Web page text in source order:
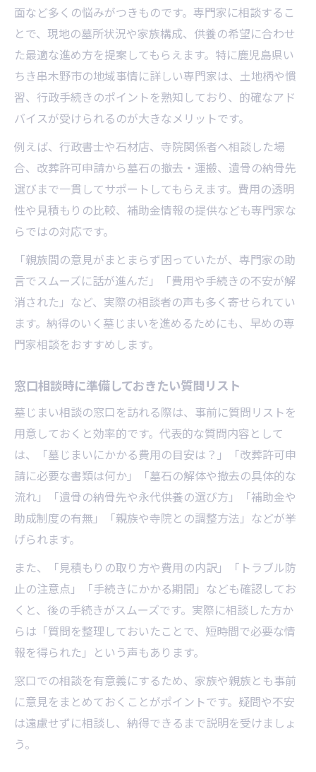
面など多くの悩みがつきものです。専門家に相談するこ
とで、現地の墓所状況や家族構成、供養の希望に合わせ
た最適な進め方を提案してもらえます。特に鹿児島県い
ちき串木野市の地域事情に詳しい専門家は、土地柄や慣
習、行政手続きのポイントを熟知しており、的確なアド
バイスが受けられるのが大きなメリットです。
例えば、行政書士や石材店、寺院関係者へ相談した場
合、改葬許可申請から墓石の撤去・運搬、遺骨の納骨先
選びまで一貫してサポートしてもらえます。費用の透明
性や見積もりの比較、補助金情報の提供なども専門家な
らではの対応です。
「親族間の意見がまとまらず困っていたが、専門家の助
言でスムーズに話が進んだ」「費用や手続きの不安が解
消された」など、実際の相談者の声も多く寄せられてい
ます。納得のいく墓じまいを進めるためにも、早めの専
門家相談をおすすめします。
窓口相談時に準備しておきたい質問リスト
墓じまい相談の窓口を訪れる際は、事前に質問リストを
用意しておくと効率的です。代表的な質問内容として
は、「墓じまいにかかる費用の目安は？」「改葬許可申
請に必要な書類は何か」「墓石の解体や撤去の具体的な
流れ」「遺骨の納骨先や永代供養の選び方」「補助金や
助成制度の有無」「親族や寺院との調整方法」などが挙
げられます。
また、「見積もりの取り方や費用の内訳」「トラブル防
止の注意点」「手続きにかかる期間」なども確認してお
くと、後の手続きがスムーズです。実際に相談した方か
らは「質問を整理しておいたことで、短時間で必要な情
報を得られた」という声もあります。
窓口での相談を有意義にするため、家族や親族とも事前
に意見をまとめておくことがポイントです。疑問や不安
は遠慮せずに相談し、納得できるまで説明を受けましょ
う。